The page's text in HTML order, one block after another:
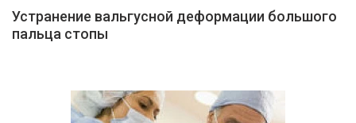
Устранение вальгусной деформации большого
пальца стопы